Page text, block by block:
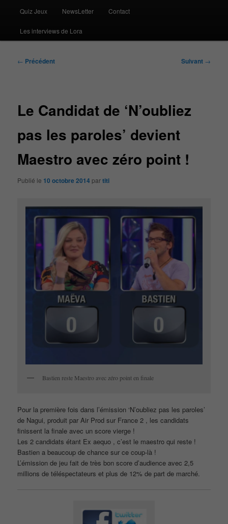
Quiz Jeux NewsLetter Contact
Les interviews de Lora
Navigation
← Précédent Suivant →
Le Candidat de ‘N’oubliez
pas les paroles’ devient
Maestro avec zéro point !
Publié le 10 octobre 2014 partiti
Bastien reste Maestro avec zéro point en finale
Pour la première fois dans l’émission ‘N’oubliez pas les paroles’
de Nagui, produit par Air Prod sur France 2 , les candidats
finissent la finale avec un score vierge !
Les 2 candidats étant Ex aequo , c’est le maestro qui reste !
Bastien a beaucoup de chance sur ce coup-là !
L’émission de jeu fait de très bon score d’audience avec 2,5
millions de téléspectateurs et plus de 12% de part de marché.